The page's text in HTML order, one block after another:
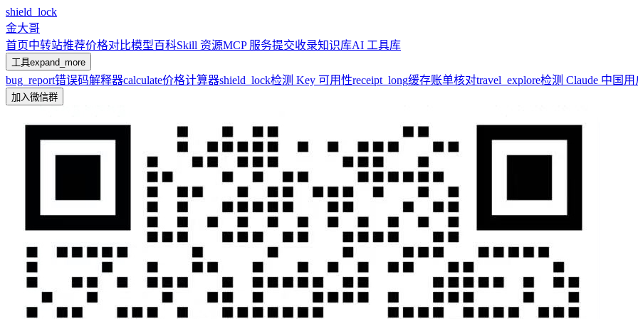
shield_lock
金大哥
首页中转站推荐价格对比模型百科Skill 资源MCP 服务提交收录知识库AI 工具库
工具expand_more
bug_report错误码解释器calculate价格计算器shield_lock检测 Key 可用性receipt_long缓存账单核对travel_explore检测 Claude 中国用
加入微信群